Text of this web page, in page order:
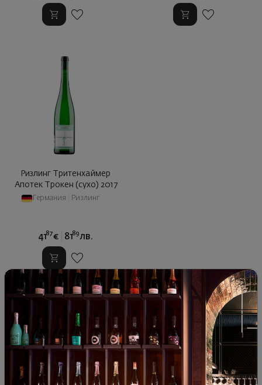
Ризлинг Тритенхаймер
Апотек Трокен (сухо) 2017
Германия Ризлинг
4187 € 8189 лв.
ОПИСАНИЕ НА КАТЕГОРИЯТА
Seewines се гордее с богатото разнообразие от над 1000